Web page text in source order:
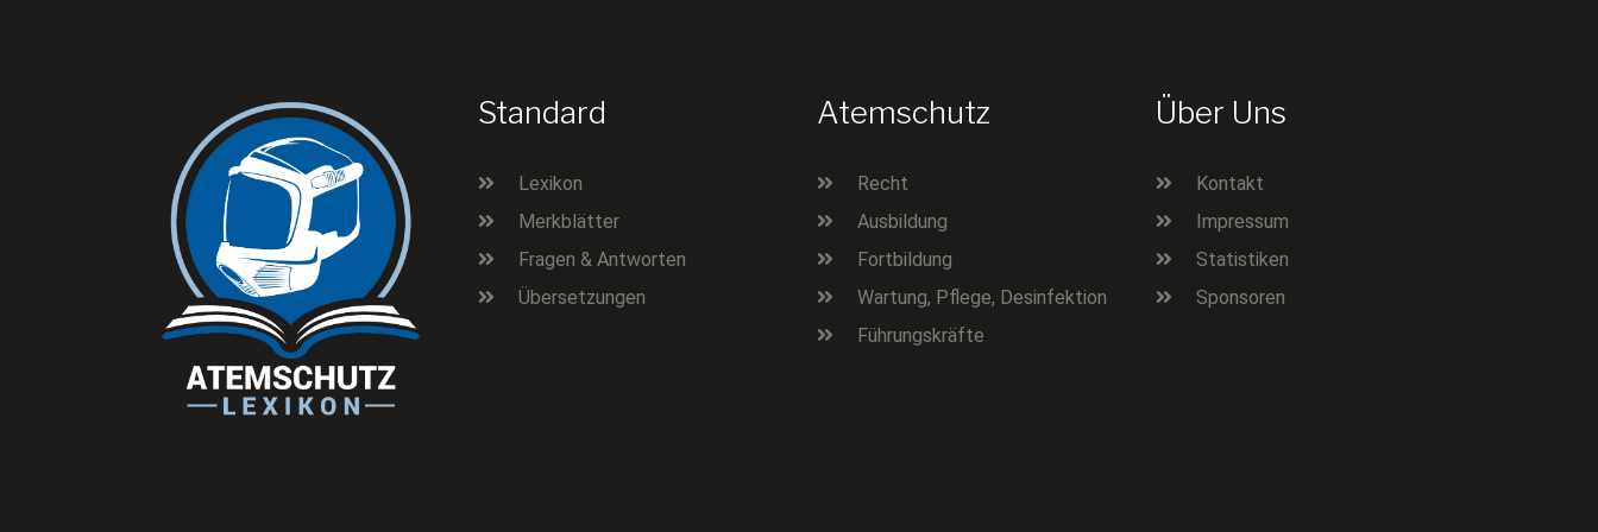
Standard
Lexikon
Merkblätter
Fragen & Antworten
Übersetzungen
Atemschutz
Recht
Ausbildung
Fortbildung
Wartung, Pflege, Desinfektion
Führungskräfte
Über Uns
Kontakt
Impressum
Statistiken
Sponsoren